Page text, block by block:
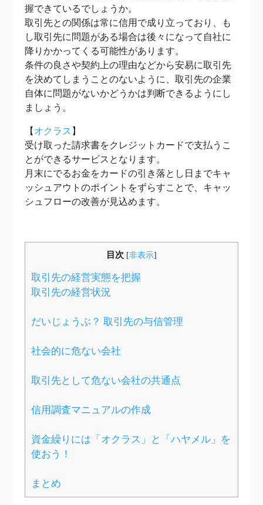
握できているでしょうか。
取引先との関係は常に信用で成り立っており、も
し取引先に問題がある場合は後々になって自社に
降りかかってくる可能性があります。
条件の良さや契約上の理由などから安易に取引先
を決めてしまうことのないように、取引先の企業
自体に問題がないかどうかは判断できるようにし
ましょう。
【 オクラス 】
受け取った請求書をクレジットカードで支払うこ
とができるサービスとなります。
月末にでるお金をカードの引き落とし日までキャ
ッシュアウトのポイントをずらすことで、キャッ
シュフローの改善が見込めます。
目次 [非表示]
取引先の経営実態を把握
取引先の経営状況
だいじょうぶ？ 取引先の与信管理
社会的に危ない会社
取引先として危ない会社の共通点
信用調査マニュアルの作成
資金繰りには「オクラス」と「ハヤメル」を
使おう！
まとめ